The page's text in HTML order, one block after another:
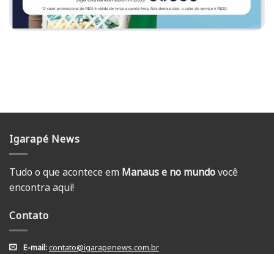
Igarapé News
Tudo o que acontece em Manaus e no mundovocê
encontra aqui!
Contato
E-mail:contato@igarapenews.com.br